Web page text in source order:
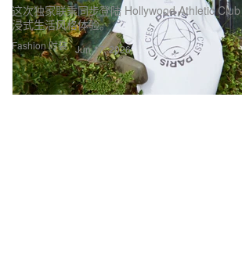
Fashion 时装
这次独家联乘同步登陆 Hollywood Athletic
浸式生活风格体验。
Jun 17, 2026